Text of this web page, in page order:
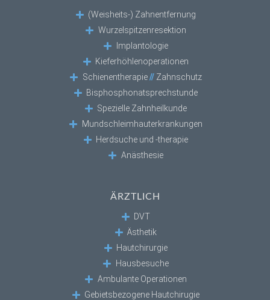
(Weisheits-) Zahnentfernung
Wurzelspitzenresektion
Implantologie
Kieferhöhlenoperationen
Schienentherapie//Zahnschutz
Bisphosphonatsprechstunde
Spezielle Zahnheilkunde
Mundschleimhauterkrankungen
Herdsuche und -therapie
Anästhesie
ÄRZTLICH
DVT
Ästhetik
Hautchirurgie
Hausbesuche
Ambulante Operationen
Gebietsbezogene Hautchirugie